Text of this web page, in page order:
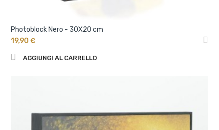
Photoblock Nero - 30X20 cm
19,90 €
AGGIUNGI AL CARRELLO